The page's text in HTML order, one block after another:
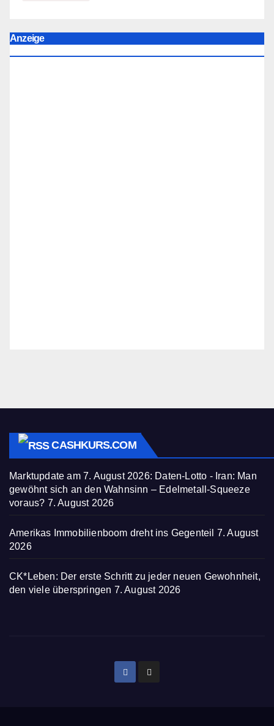
Anzeige
CASHKURS.COM
Marktupdate am 7. August 2026: Daten-Lotto - Iran: Man
gewöhnt sich an den Wahnsinn – Edelmetall-Squeeze
voraus? 7. August 2026
Amerikas Immobilienboom dreht ins Gegenteil 7. August
2026
CK*Leben: Der erste Schritt zu jeder neuen Gewohnheit,
den viele überspringen 7. August 2026